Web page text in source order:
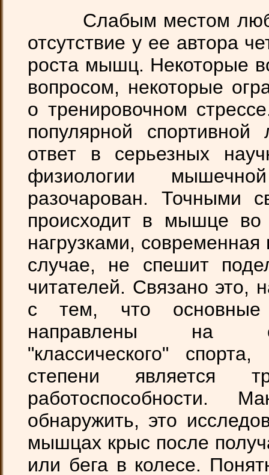
Слабым местом любой
отсутствие у ее автора
роста мышц. Некоторые
вопросом, некоторые
о тренировочном
популярной
ответ в серьезных
физиологии
разочарован. Точными
происходит в мышце
нагрузками, современная
случае, не спешит
читателей. Связано это,
с тем, что основные
направлены на
"классического"
степени является
работоспособности.
обнаружить, это
мышцах крыс после
или бега в колесе.